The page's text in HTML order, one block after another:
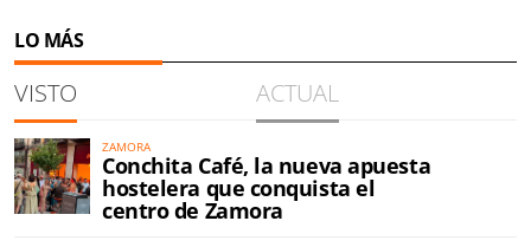
LO MÁS
VISTO ACTUAL
ZAMORA
Conchita Café, la nueva apuesta
hostelera que conquista el
centro de Zamora